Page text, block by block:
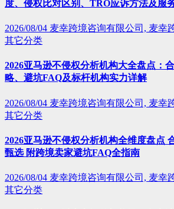
度、侵权比对区别、TRO应诉方法及服
2026/08/04 麦幸跨境咨询有限公司, 麦幸
其它分类
2026亚马逊不侵权分析机构大全盘点：
略、避坑FAQ及标杆机构实力详解
2026/08/04 麦幸跨境咨询有限公司, 麦幸
其它分类
2026亚马逊不侵权分析机构全维度盘点
甄选 附跨境卖家避坑FAQ全指南
2026/08/04 麦幸跨境咨询有限公司, 麦幸
其它分类